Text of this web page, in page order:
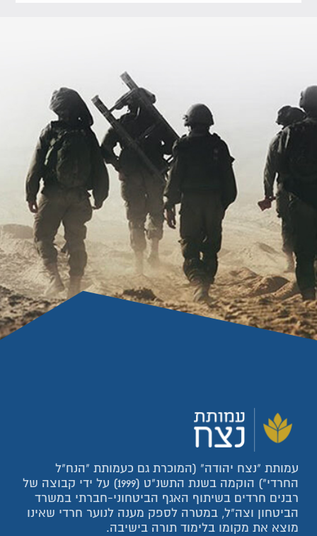
עמותת "נצח יהודה" (המוכרת גם כעמותת "הנח"ל
החרדי") הוקמה בשנת התשנ"ט (1999) על ידי קבוצה של
רבנים חרדים בשיתוף האגף הביטחוני-חברתי במשרד
הביטחון וצה"ל, במטרה לספק מענה לנוער חרדי שאינו
מוצא את מקומו בלימוד תורה בישיבה.